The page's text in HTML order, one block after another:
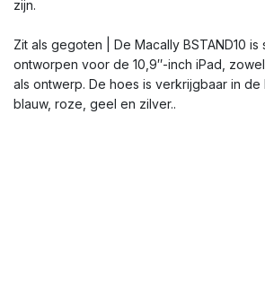
zijn.
Zit als gegoten | De Macally BSTAND10 is
ontworpen voor de 10,9″-inch iPad,
als ontwerp. De hoes is verkrijgbaar in de
blauw, roze, geel en zilver..